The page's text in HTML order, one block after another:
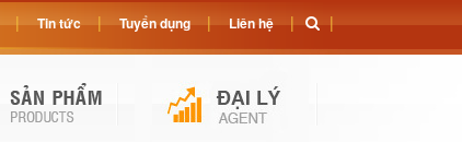
Tin tức Tuyển dụng Liên hệ